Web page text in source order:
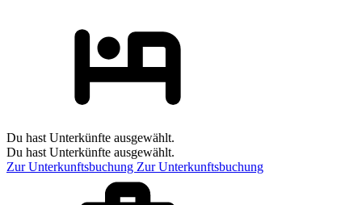
Du hast Unterkünfte ausgewählt.
Du hast Unterkünfte ausgewählt.
Zur Unterkunftsbuchung Zur Unterkunftsbuchung